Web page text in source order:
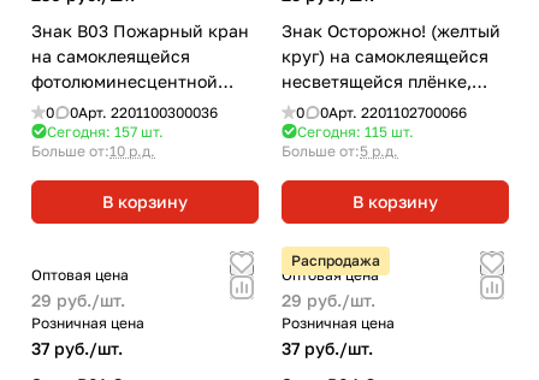
Знак B03 Пожарный кран
на самоклеящейся
фотолюминесцентной
плёнке, 190х130 НПО
ПУЛЬС
0 0Арт. 2201100300036
Сегодня: 157 шт.
Больше от:10 р.д.
В корзину
Знак Осторожно! (желтый
круг) на самоклеящейся
несветящейся плёнке,
150х150 НПО ПУЛЬС
0 0Арт. 2201102700066
Сегодня: 115 шт.
Больше от:5 р.д.
В корзину
Оптовая цена
29 руб./шт.
Розничная цена
37 руб./шт.
Распродажа
Оптовая цена
29 руб./шт.
Розничная цена
37 руб./шт.